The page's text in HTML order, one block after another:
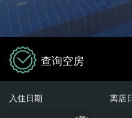
查询空房
入住日期 离店